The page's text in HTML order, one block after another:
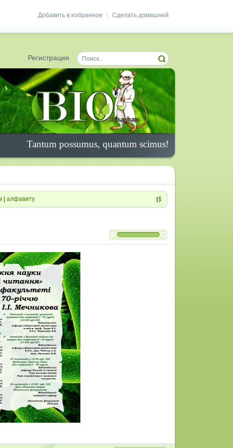
Сделать домашней
Добавить в избранное
Регистрация
Tantum possumus, quantum scimus!
алфавиту